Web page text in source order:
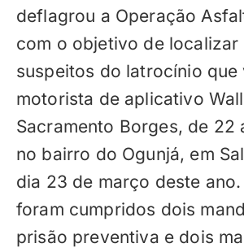
deflagrou a Operação
com o objetivo de localizar
suspeitos do latrocínio que
motorista de aplicativo
Sacramento Borges, de 22
no bairro do Ogunjá, em
dia 23 de março deste
foram cumpridos dois
prisão preventiva e dois